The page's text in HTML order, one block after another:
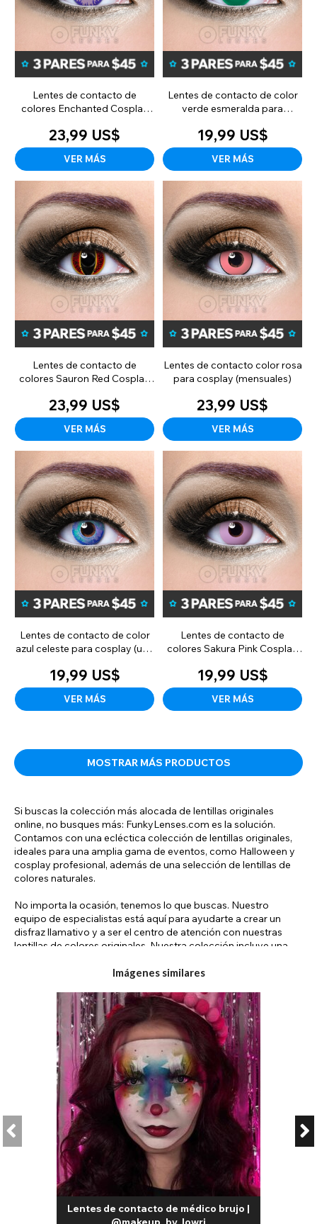
Lentes de contacto de
colores Enchanted Cosplay
23,99 US$
VER MÁS
Lentes de contacto de color
verde esmeralda para
19,99 US$
VER MÁS
Lentes de contacto de
colores Sauron Red Cosplay
23,99 US$
VER MÁS
Lentes de contacto color rosa
para cosplay (mensuales)
23,99 US$
VER MÁS
Lentes de contacto de color
azul celeste para cosplay (uso
19,99 US$
VER MÁS
Lentes de contacto de
colores Sakura Pink Cosplay
19,99 US$
VER MÁS
MOSTRAR MÁS PRODUCTOS
Si buscas la colección más alocada de lentillas originales
online, no busques más: FunkyLenses.com es la solución.
Contamos con una ecléctica colección de lentillas originales,
ideales para una amplia gama de eventos, como Halloween y
cosplay profesional, además de una selección de lentillas de
colores naturales.
No importa la ocasión, tenemos lo que buscas. Nuestro
equipo de especialistas está aquí para ayudarte a crear un
disfraz llamativo y a ser el centro de atención con nuestras
lentillas de colores originales. Nuestra colección incluye una
cosplay o personaje de Halloween. Estos son algunos de
Lentejas de color ciegas: Cubren la pupila y el iris con color, lo
que limita significativamente la visión. Este diseño es ideal para
sesiones de fotos.
Lentejas de color ojo de gato: Las lentillas de ojo de gato,
reptil, serpiente y dragón tienen un diseño de pupila vertical
para transformar tus ojos en ojos de animal.
Lentejas de color anime: Completa tu cosplay con lentillas de
anime en una variedad de colores y diseños para realzar tu
mirada. Lentes de Contacto de Color Mini Sclera: Los lentes
mini esclera tienen un diámetro mayor de lo normal, lo que
ofrece una cobertura adicional del ojo.
Lentes de Contacto de Color UV: Los lentes UV están
diseñados para brillar bajo la luz ultravioleta negra.
En nuestra tienda, descubrirá una amplia gama de lentes de
contacto de color sin receta, además de una original selección
de lentes de contacto con personajes extravagantes para los
Imágenes similares
Lentes de contacto de médico brujo |